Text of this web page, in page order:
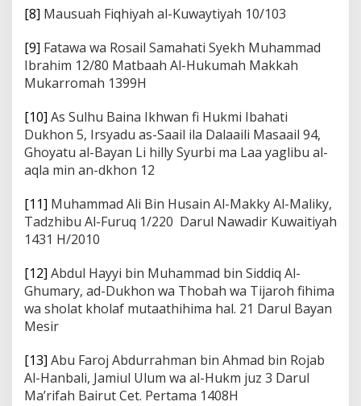
[8] Mausuah Fiqhiyah al-Kuwaytiyah 10/103
[9] Fatawa wa Rosail Samahati Syekh Muhammad
Ibrahim 12/80 Matbaah Al-Hukumah Makkah
Mukarromah 1399H
[10] As Sulhu Baina Ikhwan fi Hukmi Ibahati
Dukhon 5, Irsyadu as-Saail ila Dalaaili Masaail 94,
Ghoyatu al-Bayan Li hilly Syurbi ma Laa yaglibu al-
aqla min an-dkhon 12
[11] Muhammad Ali Bin Husain Al-Makky Al-Maliky,
Tadzhibu Al-Furuq 1/220 Darul Nawadir Kuwaitiyah
1431 H/2010
[12] Abdul Hayyi bin Muhammad bin Siddiq Al-
Ghumary, ad-Dukhon wa Thobah wa Tijaroh fihima
wa sholat kholaf mutaathihima hal. 21 Darul Bayan
Mesir
[13] Abu Faroj Abdurrahman bin Ahmad bin Rojab
Al-Hanbali, Jamiul Ulum wa al-Hukm juz 3 Darul
Ma’rifah Bairut Cet. Pertama 1408H